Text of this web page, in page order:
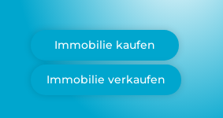
Immobilie kaufen
Immobilie verkaufen